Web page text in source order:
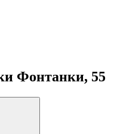
Фонтанки, 55